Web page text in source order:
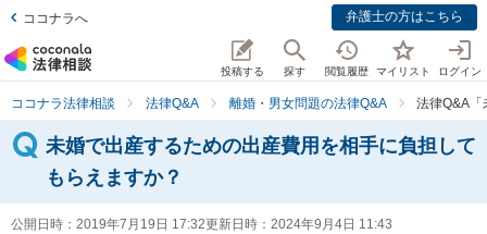
ココナラへ 弁護士の方はこちら
投稿する 探す 閲覧履歴 マイリスト ログイン
ココナラ法律相談 法律Q&A 離婚・男女問題の法律Q&A 法律Q&A
未婚で出産するための出産費用を相手に負担して
もらえますか？
公開日時： 2019年7月19日 17:32更新日時： 2024年9月4日 11:43